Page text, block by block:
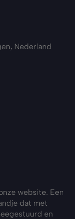
Nederland
website. Een
dat met
en